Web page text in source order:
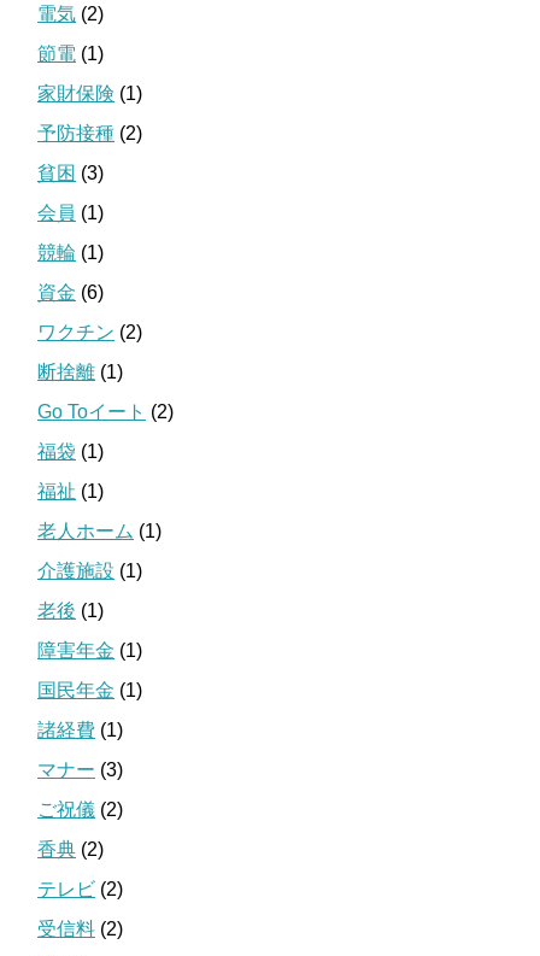
電気 (2)
節電 (1)
家財保険 (1)
予防接種 (2)
貧困 (3)
会員 (1)
競輪 (1)
資金 (6)
ワクチン (2)
断捨離 (1)
Go Toイート (2)
福袋 (1)
福祉 (1)
老人ホーム (1)
介護施設 (1)
老後 (1)
障害年金 (1)
国民年金 (1)
諸経費 (1)
マナー (3)
ご祝儀 (2)
香典 (2)
テレビ (2)
受信料 (2)